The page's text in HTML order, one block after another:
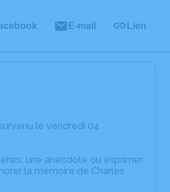
E-mail Lien
le vendredi 04
une anecdote ou exprimer
la mémoire de Charles